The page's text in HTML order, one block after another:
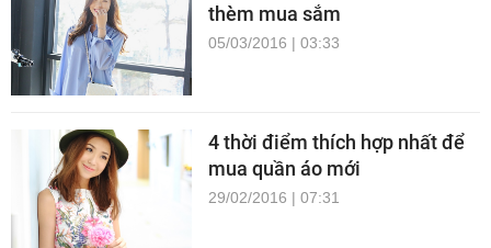
thèm mua sắm
05/03/2016 | 03:33
4 thời điểm thích hợp nhất để
mua quần áo mới
29/02/2016 | 07:31